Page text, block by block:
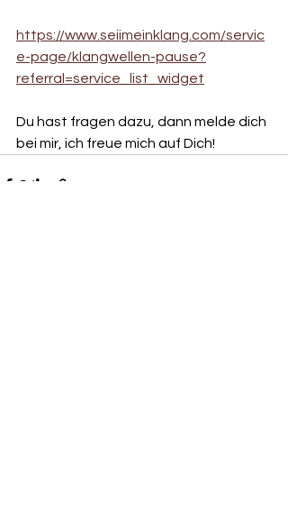
https://www.seiimeinklang.com/servic
e-page/klangwellen-pause?
referral=service_list_widget
Du hast fragen dazu, dann melde dich
bei mir, ich freue mich auf Dich!